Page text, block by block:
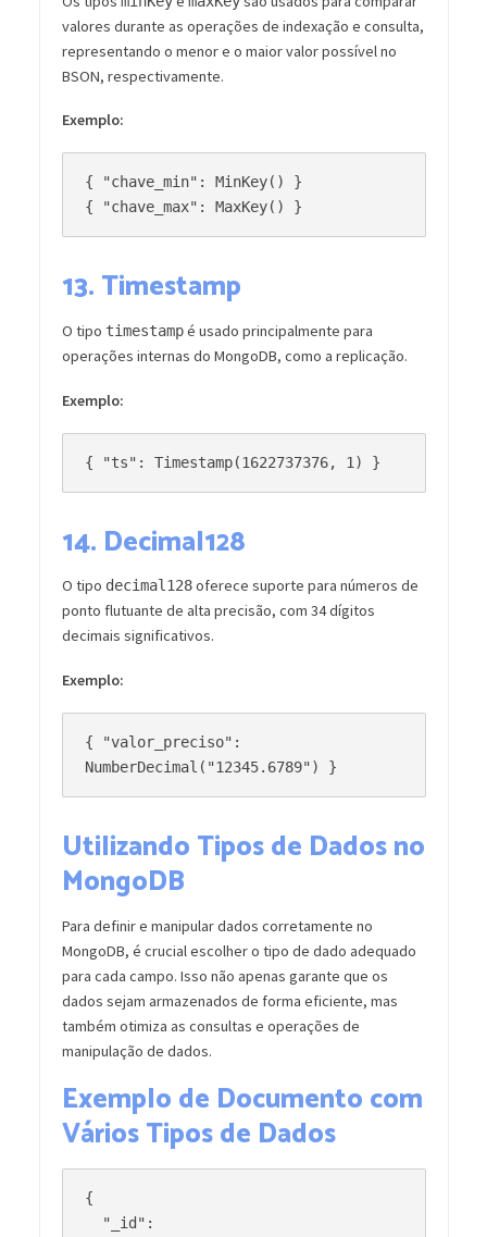
valores durante as operações de indexação e consulta,
representando o menor e o maior valor possível no
BSON, respectivamente.
Exemplo:
{ "chave_min": MinKey() }
13.Timestamp
O tipo timestampé usado principalmente para
operações internas do MongoDB, como a replicação.
Exemplo:
14. Decimal128
O tipo decimal128oferece suporte para números de
ponto flutuante de alta precisão, com 34 dígitos
decimais significativos.
Exemplo:
{ "valor_preciso":
Utilizando Tipos de Dados no
MongoDB
Para definir e manipular dados corretamente no
MongoDB, é crucial escolher o tipo de dado adequado
para cada campo. Isso não apenas garante que os
dados sejam armazenados de forma eficiente, mas
também otimiza as consultas e operações de
manipulação de dados.
Exemplo de Documento com
Vários Tipos de Dados
{